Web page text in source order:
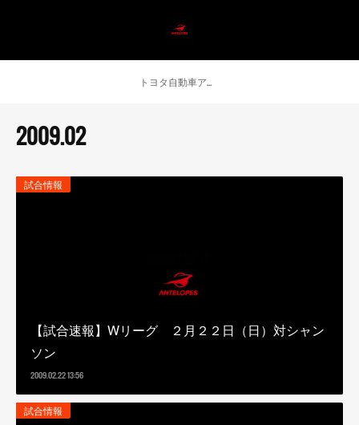
トヨタ自動車アンテロープス公式 ニュース
2009.02
試合情報
【試合速報】Wリーグ ２月２２日（日）対シャン
ソン
2009.02.22 13:56
試合情報